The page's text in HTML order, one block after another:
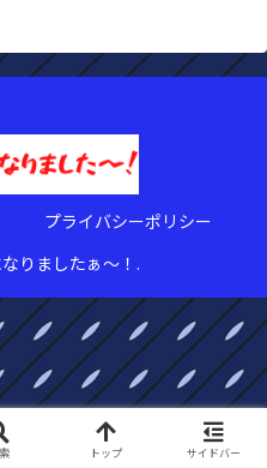
プライバシーポリシー
りましたぁ〜！.
トップ サイドバー